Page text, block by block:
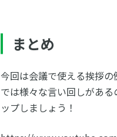
まとめ
今回は会議で使える挨拶
では様々な言い回しがあ
ップしましょう！